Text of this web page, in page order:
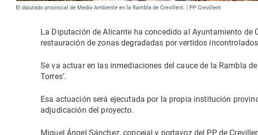
El diputado provincial de Medio Ambiente en la Rambla de Crevillent. | PP Crevillent
La Diputación de Alicante ha concedido al Ayuntamiento de
restauración de zonas degradadas por vertidos
Se va actuar en las inmediaciones del cauce de la Rambla
Torres’.
Esa actuación será ejecutada por la propia institución
adjudicación del proyecto.
Miguel Ángel Sánchez, concejal y portavoz del PP de